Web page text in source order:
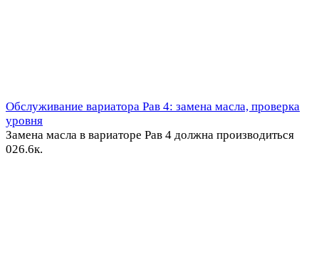
Обслуживание вариатора Рав 4: замена масла, проверка
уровня
Замена масла в вариаторе Рав 4 должна производиться
026.6к.